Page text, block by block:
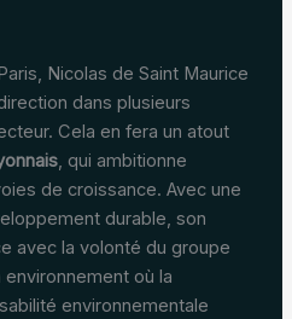
Nicolas de Saint Maurice
dans plusieurs
Cela en fera un atout
, qui ambitionne
de croissance. Avec une
durable, son
avec la volonté du groupe
où la
environnementale